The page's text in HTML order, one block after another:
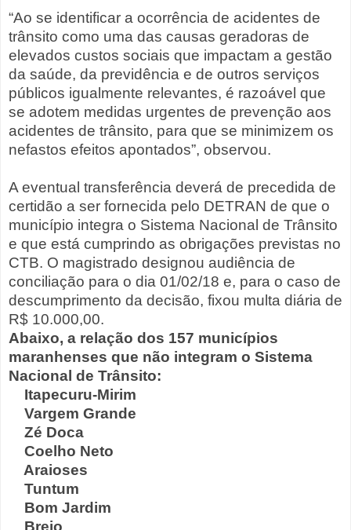
“Ao se identificar a ocorrência de acidentes de
trânsito como uma das causas geradoras de
elevados custos sociais que impactam a gestão
da saúde, da previdência e de outros serviços
públicos igualmente relevantes, é razoável que
se adotem medidas urgentes de prevenção aos
acidentes de trânsito, para que se minimizem os
nefastos efeitos apontados”, observou.
A eventual transferência deverá de precedida de
certidão a ser fornecida pelo DETRAN de que o
município integra o Sistema Nacional de Trânsito
e que está cumprindo as obrigações previstas no
CTB. O magistrado designou audiência de
conciliação para o dia 01/02/18 e, para o caso de
descumprimento da decisão, fixou multa diária de
R$ 10.000,00.
Abaixo, a relação dos 157 municípios
maranhenses que não integram o Sistema
Nacional de Trânsito:
Itapecuru-Mirim
Vargem Grande
Zé Doca
Coelho Neto
Araioses
Tuntum
Bom Jardim